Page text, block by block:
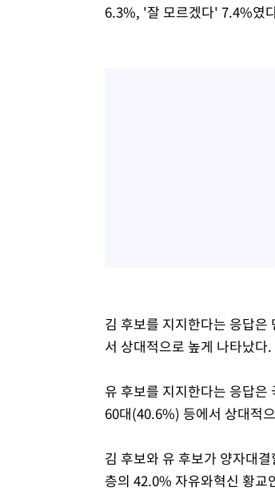
6.3%, '잘 모르겠다' 7.4%였
김 후보를 지지한다는 응답
서 상대적으로 높게 나타났다.
유 후보를 지지한다는 응답
60대(40.6%) 등에서 상대적
김 후보와 유 후보가 양자대
층의 42.0% 자유와혁신 황교